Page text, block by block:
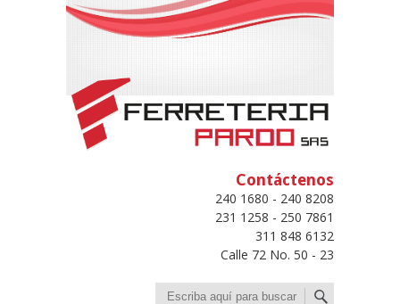
Contáctenos
240 1680 - 240 8208
231 1258 - 250 7861
311 848 6132
Calle 72 No. 50 - 23
Buscar